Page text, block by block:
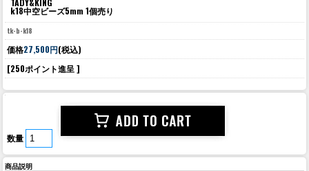
k18中空ビーズ5mm 1個売り
tk-b-k18
価格27,500円(税込)
[250ポイント進呈 ]
数量
商品説明